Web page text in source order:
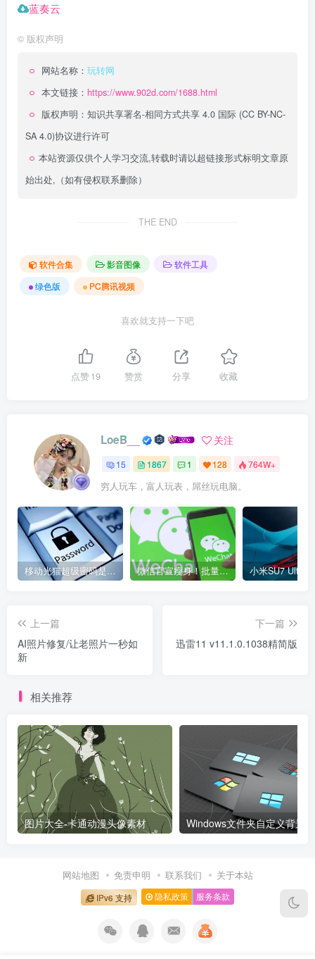
蓝奏云
© 版权声明
网站名称： 玩转网
本文链接： https://www.902d.com/1688.html
版权声明： 知识共享署名-相同方式共享 4.0 国际 (CC BY-NC-
SA 4.0)协议进行许可
本站资源仅供个人学习交流,转载时请以超链接形式标明文章原
始出处,（如有侵权联系删除）
THE END
软件合集 影音图像
软件工具
绿色版
PC腾讯视频
喜欢就支持一下吧
点赞19 赞赏 分享 收藏
LoeB__ 关注
15 1867 1 128 764W+
穷人玩车，富人玩表，屌丝玩电脑。
移动光猫超级密码是多少？移动光猫超级管理员后台账号与密码 微信官宣瘦身！批量清理原图新功能来了 安卓、iOS均可使用
上一篇
AI照片修复/让老照片一秒如
新
下一篇
迅雷11 v11.1.0.1038精简版
相关推荐
图片大全-卡通动漫头像素材
网站地图 免责申明 联系我们 关于本站
IPv6 支持 隐私政策 服务条款